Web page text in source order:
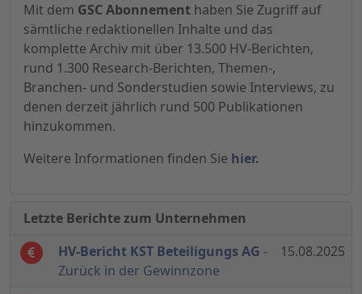
Mit dem GSC Abonnement haben Sie Zugriff auf
sämtliche redaktionellen Inhalte und das
komplette Archiv mit über 13.500 HV-Berichten,
rund 1.300 Research-Berichten, Themen-,
Branchen- und Sonderstudien sowie Interviews, zu
denen derzeit jährlich rund 500 Publikationen
hinzukommen.
Weitere Informationen finden Sie hier.
Letzte Berichte zum Unternehmen
HV-Bericht KST Beteiligungs AG -
Zurück in der Gewinnzone
15.08.2025